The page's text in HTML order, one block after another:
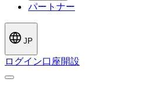
パートナー
JP
ログイン口座開設